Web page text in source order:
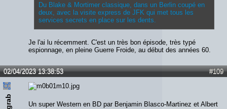
Du Blake & Mortimer classique, dans un Berlin coupé en
deux, avec la visite express de JFK qui met tous les
services secrets en place sur les dents.
Je l'ai lu récemment. C'est un très bon épisode, très typé
espionnage, en pleine Guerre Froide, au début des années 60.
#109
02/04/2023 13:38:53
Un super Western en BD par Benjamin Blasco-Martinez et Albert